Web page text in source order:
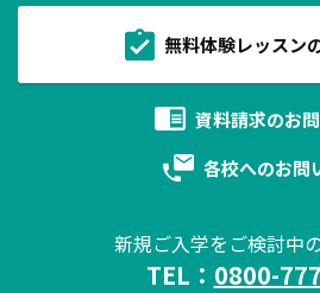
無料体験レッスン
資料請求のお
各校へのお問
新規ご入学をご検討中
TEL： 0800-